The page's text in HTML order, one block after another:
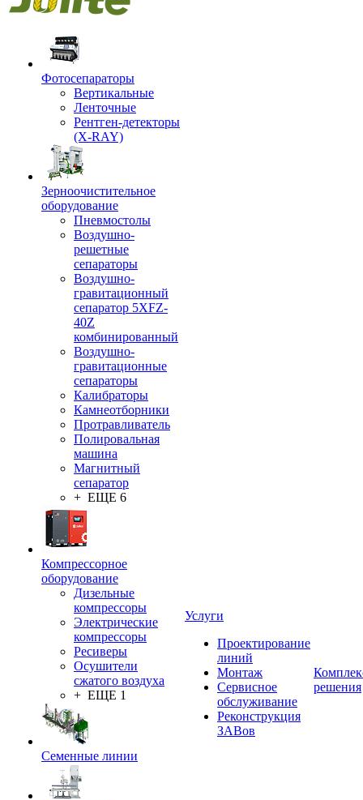
Фотосепараторы
Вертикальные
Ленточные
Рентген-детекторы
(X-RAY)
Зерноочистительное
оборудование
Пневмостолы
Воздушно-
решетные
сепараторы
Воздушно-
гравитационный
сепаратор 5XFZ-
40Z
комбинированный
Воздушно-
гравитационные
сепараторы
Калибраторы
Камнеотборники
Протравливатель
Полировальная
машина
Магнитный
сепаратор
+ ЕЩЕ 6
Компрессорное
оборудование
Дизельные
компрессоры
Электрические
компрессоры
Ресиверы
Осушители
сжатого воздуха
+ ЕЩЕ 1
Семенные линии
Услуги
Проектирование
линий
Монтаж
Сервисное
обслуживание
Реконструкция
ЗАВов
решения